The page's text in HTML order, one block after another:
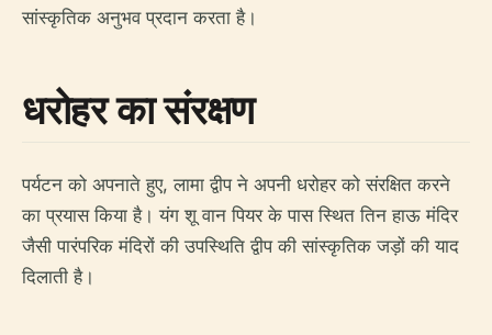
सांस्कृतिक अनुभव प्रदान करता है।
धरोहर का संरक्षण
पर्यटन को अपनाते हुए, लामा द्वीप ने अपनी धरोहर को संरक्षित करने
का प्रयास किया है। यंग शू वान पियर के पास स्थित तिन हाऊ मंदिर
जैसी पारंपरिक मंदिरों की उपस्थिति द्वीप की सांस्कृतिक जड़ों की याद
दिलाती है।